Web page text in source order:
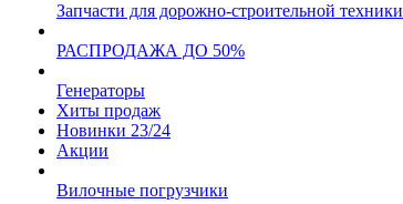
Запчасти для дорожно-строительной техники
РАСПРОДАЖА ДО 50%
Генераторы
Хиты продаж
Новинки 23/24
Акции
Вилочные погрузчики